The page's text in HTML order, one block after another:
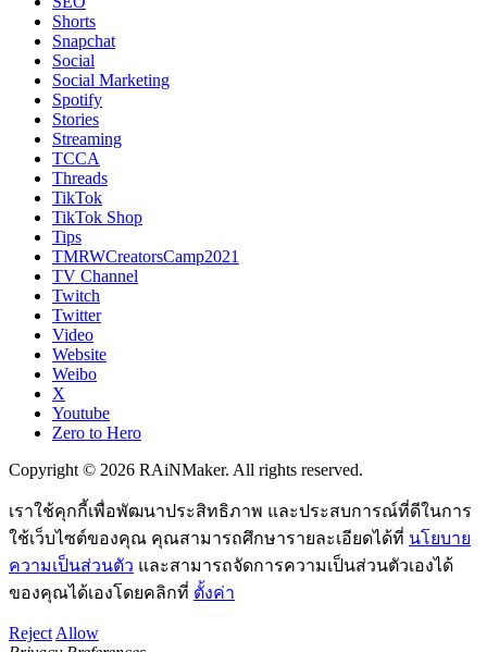
Shorts
Snapchat
Social
Social Marketing
Spotify
Stories
Streaming
TCCA
Threads
TikTok
TikTok Shop
Tips
TMRWCreatorsCamp2021
TV Channel
Twitch
Twitter
Video
Website
Weibo
X
Youtube
Zero to Hero
Copyright © 2026 RAiNMaker. All rights reserved.
เราใช้คุกกี้เพื่อพัฒนาประสิทธิภาพ และประสบการณ์ที่ดีในการ
ใช้เว็บไซต์ของคุณ คุณสามารถศึกษารายละเอียดได้ที่ นโยบาย
ความเป็นส่วนตัว และสามารถจัดการความเป็นส่วนตัวเองได้
ของคุณได้เองโดยคลิกที่ ตั้งค่า
Reject Allow